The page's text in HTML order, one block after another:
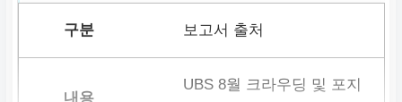
보고서 출처
UBS 8월 크라우딩 및 포지